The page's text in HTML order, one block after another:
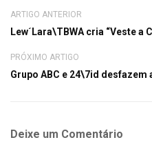
ARTIGO ANTERIOR
Lew´Lara\TBWA cria “Veste a
PRÓXIMO ARTIGO
Grupo ABC e 24\7id desfazem
Deixe um Comentário